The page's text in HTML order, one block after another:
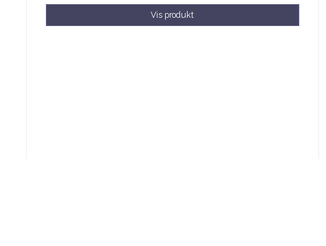
Vis produkt